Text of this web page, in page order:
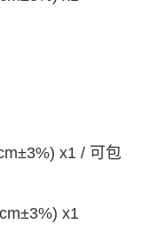
x1 / 可包
x1